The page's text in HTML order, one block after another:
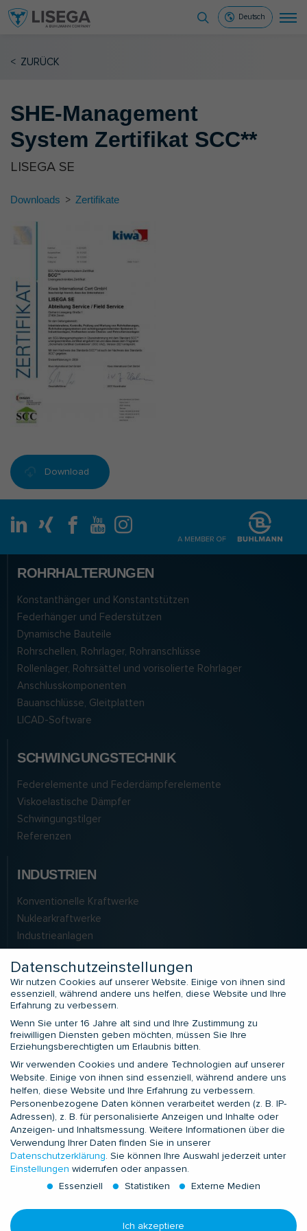
Deutsch
< ZURÜCK
SHE-Management
System Zertifikat SCC**
LISEGA SE
Downloads > Zertifikate
Download
ROHRHALTERUNGEN
Konstanthänger und Konstantstützen
Federhänger und Federstützen
Dynamische Bauteile
Rohrschellen, Rohrlager, Rohranschlüsse
Rollenlager, Rohrsättel und vorisolierte Rohrlager
Anschlusskomponenten
Bauanschlüsse, Gleitplatten
LICAD-Software
SCHWINGUNGSTECHNIK
Federelemente und Federdämpferelemente
Viskoelastische Dämpfer
Schwingungstilger
Referenzen
INDUSTRIEN
Konventionelle Kraftwerke
Nuklearkraftwerke
Industrieanlagen
LNG
Solarkraftwerke
SERVICES
Application Engineering
Field Service
Zusatzleistungen
Prüfdienstleistungen
Prüflabor LIMALAB
KONTAKTE
Europa und Nordafrika
Subsahara-Afrika
Datenschutzeinstellungen
Wir nutzen Cookies auf unserer Website. Einige von ihnen sind
essenziell, während andere uns helfen, diese Website und Ihre
Erfahrung zu verbessern.
Wenn Sie unter 16 Jahre alt sind und Ihre Zustimmung zu
freiwilligen Diensten geben möchten, müssen Sie Ihre
Erziehungsberechtigten um Erlaubnis bitten.
Wir verwenden Cookies und andere Technologien auf unserer
Website. Einige von ihnen sind essenziell, während andere uns
helfen, diese Website und Ihre Erfahrung zu verbessern.
Personenbezogene Daten können verarbeitet werden (z. B. IP-
Adressen), z. B. für personalisierte Anzeigen und Inhalte oder
Anzeigen- und Inhaltsmessung. Weitere Informationen über die
Verwendung Ihrer Daten finden Sie in unserer
Datenschutzerklärung. Sie können Ihre Auswahl jederzeit unter
Einstellungen widerrufen oder anpassen.
Essenziell
Statistiken Externe Medien
Ich akzeptiere